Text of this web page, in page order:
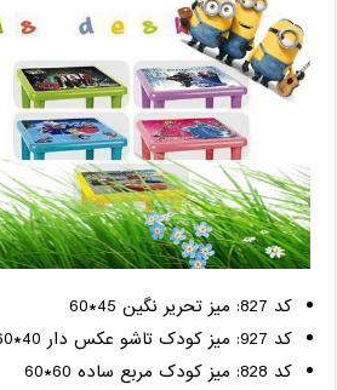
کد 827: میز تحریر نگین 45*60
کد 927: میز کودک تاشو عکس دار 40*60
کد 828: میز کودک مربع ساده 60*60